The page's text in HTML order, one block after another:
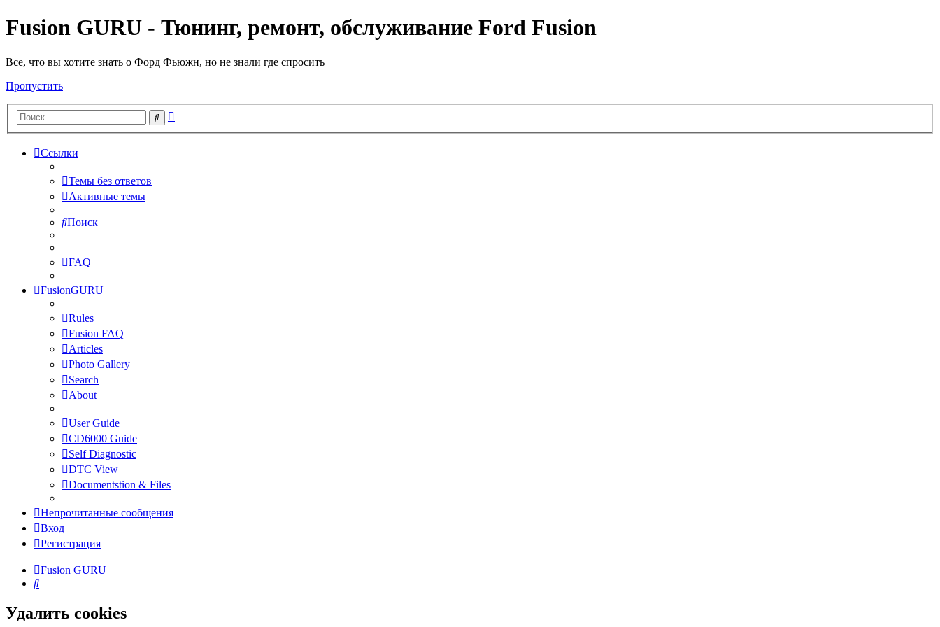
Fusion GURU - Тюнинг, ремонт, обслуживание Ford Fusion
Все, что вы хотите знать о Форд Фьюжн, но не знали где спросить
Пропустить
Поиск
Ссылки
Темы без ответов
Активные темы
Поиск
FAQ
FusionGURU
Rules
Fusion FAQ
Articles
Photo Gallery
Search
About
User Guide
CD6000 Guide
Self Diagnostic
DTC View
Documentstion & Files
Непрочитанные сообщения
Вход
Регистрация
Fusion GURU
Поиск
Удалить cookies